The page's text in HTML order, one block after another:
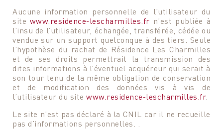
Aucune information personnelle de l’utilisateur du
site www.residence-lescharmilles.fr n’est publiée à
l’insu de l’utilisateur, échangée, transférée, cédée ou
vendue sur un support quelconque à des tiers. Seule
l’hypothèse du rachat de Résidence Les Charmilles
et de ses droits permettrait la transmission des
dites informations à l’éventuel acquéreur qui serait à
son tour tenu de la même obligation de conservation
et de modification des données vis à vis de
l’utilisateur du site www.residence-lescharmilles.fr.
Le site n’est pas déclaré à la CNIL car il ne recueille
pas d’informations personnelles. .